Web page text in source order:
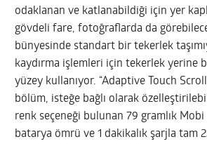
odaklanan ve katlanabildiği için yer
gövdeli fare, fotoğraflarda da
bünyesinde standart bir tekerlek
kaydırma işlemleri için tekerlek yerine
yüzey kullanıyor. “Adaptive Touch
bölüm, isteğe bağlı olarak
renk seçeneği bulunan 79 gramlık
batarya ömrü ve 1 dakikalık şarjla tam